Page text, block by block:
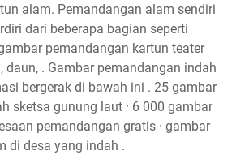
alam. Pemandangan alam sendiri
dari beberapa bagian seperti
pemandangan kartun teater
daun, . Gambar pemandangan indah
bergerak di bawah ini . 25 gambar
sketsa gunung laut · 6 000 gambar
pemandangan gratis · gambar
di desa yang indah .